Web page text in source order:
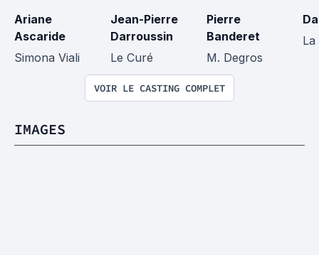
Ariane
Ascaride
Simona Viali
Jean-Pierre
Darroussin
Le Curé
Pierre
Banderet
M. Degros
VOIR LE CASTING COMPLET
IMAGES